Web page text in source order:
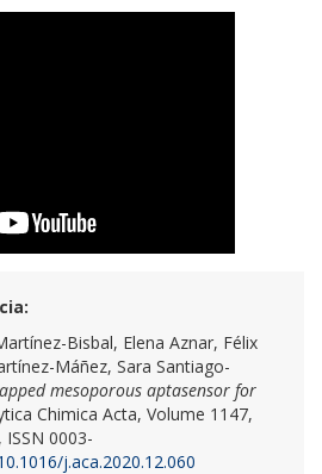
Bisbal, Elena Aznar, Félix
Máñez, Sara Santiago-
mesoporous aptasensor for
Chimica Acta, Volume 1147,
0003-
j.aca.2020.12.060